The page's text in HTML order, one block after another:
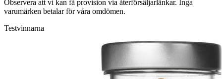
Observera att vi kan få provision via återförsäljarlänkar. Inga
varumärken betalar för våra omdömen.
Testvinnarna